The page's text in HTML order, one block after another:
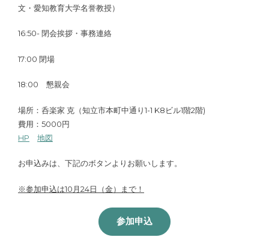
文・愛知教育大学名誉教授）
16:50- 閉会挨拶・事務連絡
17:00 閉場
18:00 懇親会
場所：呑楽家 克（知立市本町中通り1-1 K8ビル1階2階)
費用：5000円
HP
地図
お申込みは、下記のボタンよりお願いします。
※参加申込は10月24日（金）まで！
参加申込